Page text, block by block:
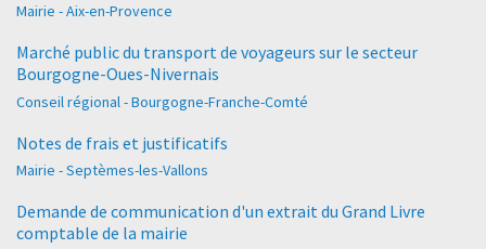
Mairie - Aix-en-Provence
Marché public du transport de voyageurs sur le secteur
Bourgogne-Oues-Nivernais
Conseil régional - Bourgogne-Franche-Comté
Notes de frais et justificatifs
Mairie - Septèmes-les-Vallons
Demande de communication d'un extrait du Grand Livre
comptable de la mairie